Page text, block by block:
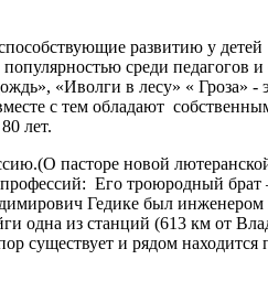
развитию у детей
среди педагогов
«Иволги в лесу» « Гроза» -
с тем обладают
лет.
пасторе новой
Его троюродный
Гедике был инженером
одна из станций (613 км от
существует и рядом находится